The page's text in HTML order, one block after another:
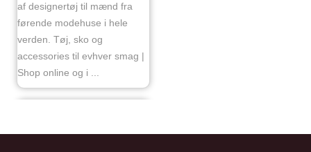
af designertøj til mænd fra
førende modehuse i hele
verden. Tøj, sko og
accessories til evhver smag |
Shop online og i ...